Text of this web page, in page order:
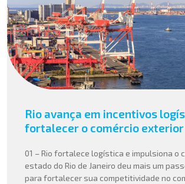
Rio avança em incentivos
fortalecer o comércio exterior
01 – Rio fortalece logística e impulsiona o
estado do Rio de Janeiro deu mais um
para fortalecer sua competitividade no